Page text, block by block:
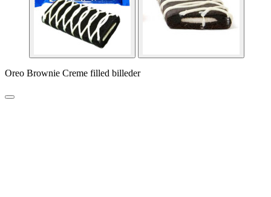
Oreo Brownie Creme filled billeder